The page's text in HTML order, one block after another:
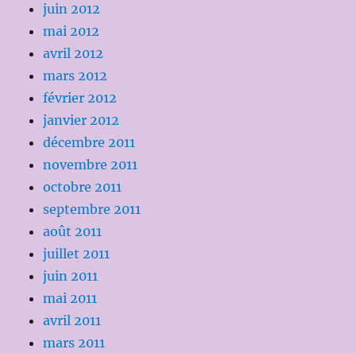
juin 2012
mai 2012
avril 2012
mars 2012
février 2012
janvier 2012
décembre 2011
novembre 2011
octobre 2011
septembre 2011
août 2011
juillet 2011
juin 2011
mai 2011
avril 2011
mars 2011